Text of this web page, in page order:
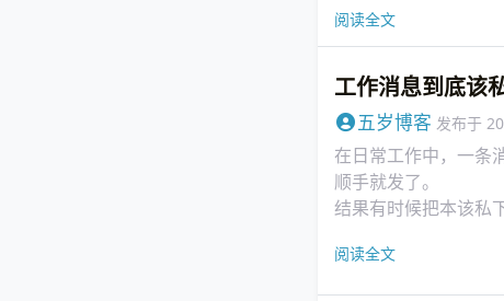
阅读全文
工作消息到底该
五岁博客 发布于
在日常工作中，一条
顺手就发了。
结果有时候把本该私
阅读全文